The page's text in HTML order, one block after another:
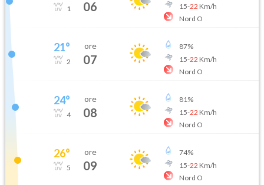
1 06
15-22 Km/h
Nord O
21°
2
ore
07
87%
15-22 Km/h
Nord O
24°
4
ore
08
81%
15-22 Km/h
Nord O
26°
5
ore
09
74%
15-22 Km/h
Nord O